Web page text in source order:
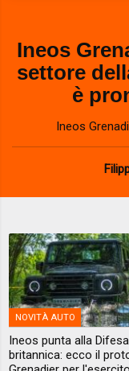
Ineos
settore
è
Ineos
NOVITÀ AUTO
Ineos punta alla Difesa
britannica: ecco il